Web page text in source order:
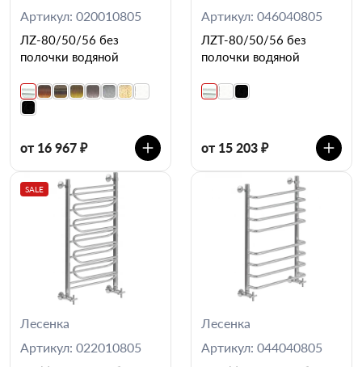
Артикул: 020010805
ЛZ-80/50/56 без
полочки водяной
от 16 967 ₽
Артикул: 046040805
ЛZT-80/50/56 без
полочки водяной
от 15 203 ₽
SALE
Лесенка
Артикул: 022010805
Лесенка
Артикул: 044040805